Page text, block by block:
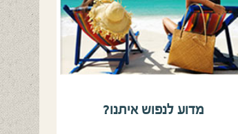
מדוע לנפוש איתנו?